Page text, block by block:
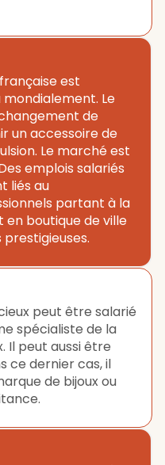
est
Le
de
un accessoire de
Le marché est
emplois salariés
liés au
partant à la
boutique de ville
peut être salarié
spécialiste de la
Il peut aussi être
ce dernier cas, il
de bijoux ou